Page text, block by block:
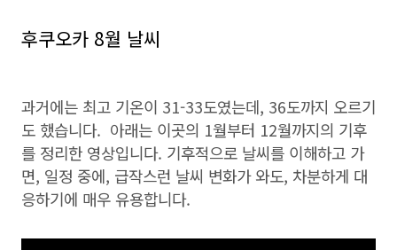
후쿠오카 8월 날씨
과거에는 최고 기온이 31-33도였는데, 36도까지 오르기
도 했습니다. 아래는 이곳의 1월부터 12월까지의 기후
를 정리한 영상입니다. 기후적으로 날씨를 이해하고 가
면, 일정 중에, 급작스런 날씨 변화가 와도, 차분하게 대
응하기에 매우 유용합니다.